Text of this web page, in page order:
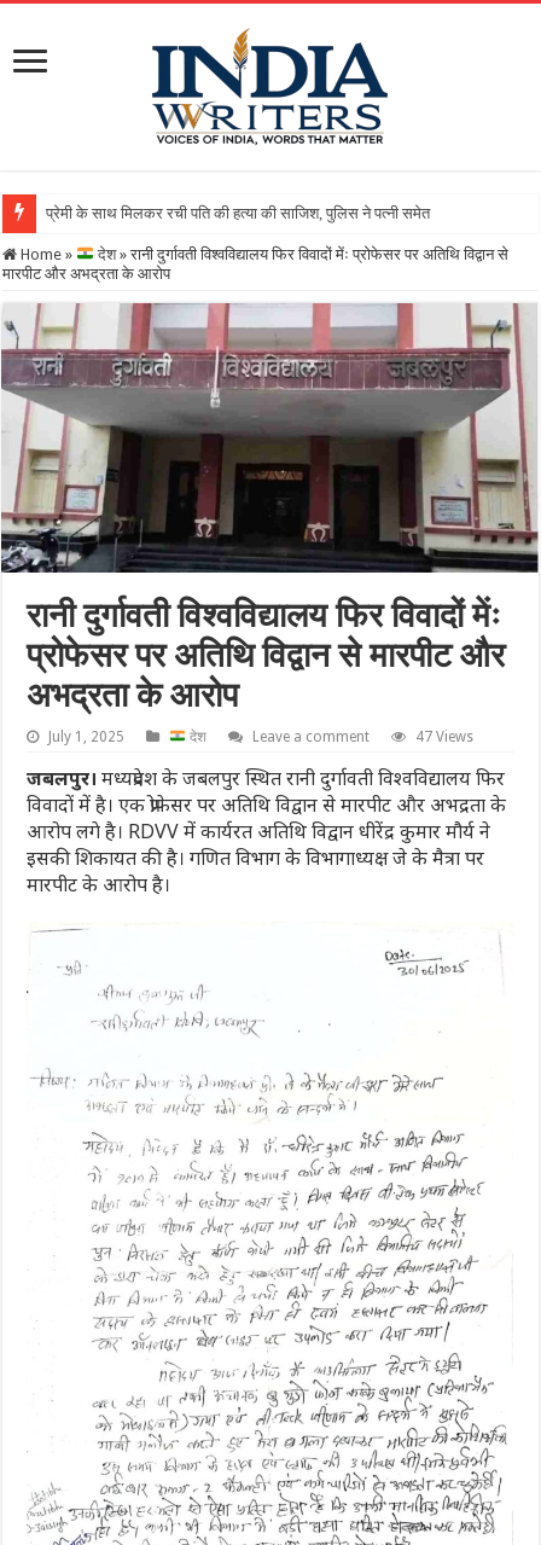
Home » देश » रानी दुर्गावती विश्वविद्यालय फिर विवादों मेंः प्रोफेसर पर अतिथि विद्वान से
मारपीट और अभद्रता के आरोप
रानी दुर्गावती विश्वविद्यालय फिर विवादों मेंः
प्रोफेसर पर अतिथि विद्वान से मारपीट और
अभद्रता के आरोप
July 1, 2025 देश Leave a comment 47 Views
जबलपुर।मध्यप्रदेश के जबलपुर स्थित रानी दुर्गावती विश्वविद्यालय फिर
विवादों में है। एक प्रोफेसर पर अतिथि विद्वान से मारपीट और अभद्रता के
आरोप लगे है। RDVV में कार्यरत अतिथि विद्वान धीरेंद्र कुमार मौर्य ने
इसकी शिकायत की है। गणित विभाग के विभागाध्यक्ष जे के मैत्रा पर
मारपीट के आरोप है।